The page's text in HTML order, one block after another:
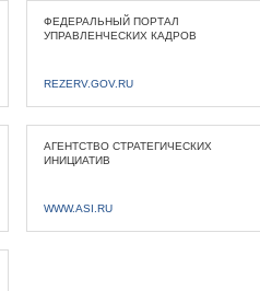
ФЕДЕРАЛЬНЫЙ ПОРТАЛ
УПРАВЛЕНЧЕСКИХ КАДРОВ
REZERV.GOV.RU
АГЕНТСТВО СТРАТЕГИЧЕСКИХ
ИНИЦИАТИВ
WWW.ASI.RU